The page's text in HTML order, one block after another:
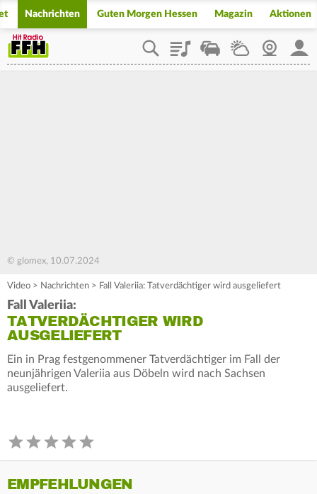
Nachrichten Guten Morgen Hessen Magazin Aktionen
PlaylistStaupilotWetterWebcam
© glomex, 10.07.2024
Video > Nachrichten > Fall Valeriia: Tatverdächtiger wird ausgeliefert
Fall Valeriia:
TATVERDÄCHTIGER WIRD
AUSGELIEFERT
Ein in Prag festgenommener Tatverdächtiger im Fall der
neunjährigen Valeriia aus Döbeln wird nach Sachsen
ausgeliefert.
EMPFEHLUNGEN